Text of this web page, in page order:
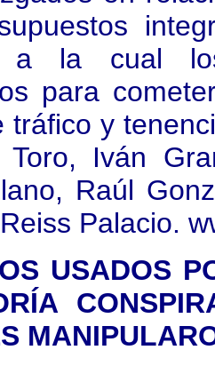
a la cual
para
tráfico y
Toro, Iván
Raúl
Palacio.
USADOS